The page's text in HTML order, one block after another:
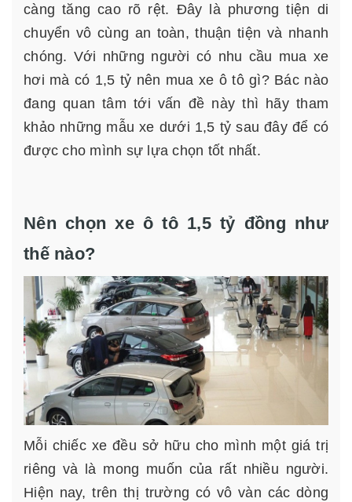
càng tăng cao rõ rệt. Đây là phương tiện di
chuyển vô cùng an toàn, thuận tiện và nhanh
chóng. Với những người có nhu cầu mua xe
hơi mà có 1,5 tỷ nên mua xe ô tô gì? Bác nào
đang quan tâm tới vấn đề này thì hãy tham
khảo những mẫu xe dưới 1,5 tỷ sau đây để có
được cho mình sự lựa chọn tốt nhất.
Nên chọn xe ô tô 1,5 tỷ đồng như
thế nào?
Mỗi chiếc xe đều sở hữu cho mình một giá trị
riêng và là mong muốn của rất nhiều người.
Hiện nay, trên thị trường có vô vàn các dòng